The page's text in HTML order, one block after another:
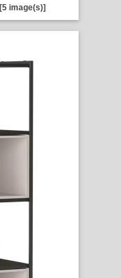
[5 image(s)]